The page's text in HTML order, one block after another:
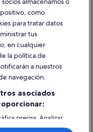
vacacional
como
para tratar datos
tus
en cualquier
la política de
a nuestros
navegación.
asociados
precisa. Analizar
para su